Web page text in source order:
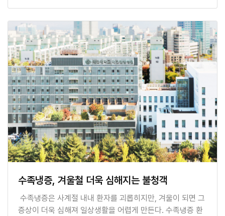
수족냉증, 겨울철 더욱 심해지는 불청객
수족냉증은 사계절 내내 환자를 괴롭히지만, 겨울이 되면 그
증상이 더욱 심해져 일상생활을 어렵게 만든다. 수족냉증 환